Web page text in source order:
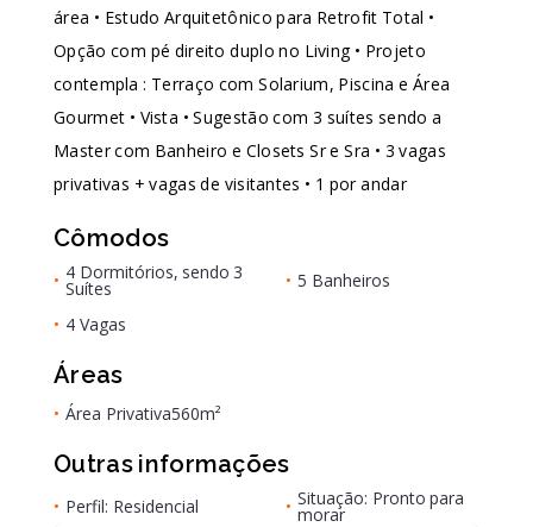
área • Estudo Arquitetônico para Retrofit Total •
Opção com pé direito duplo no Living • Projeto
contempla : Terraço com Solarium, Piscina e Área
Gourmet • Vista • Sugestão com 3 suítes sendo a
Master com Banheiro e Closets Sr e Sra • 3 vagas
privativas + vagas de visitantes • 1 por andar
Cômodos
• 4 Dormitórios, sendo 3
Suítes • 5 Banheiros
• 4 Vagas
Áreas
• Área Privativa560m²
Outras informações
• Perfil: Residencial • Situação: Pronto para
morar